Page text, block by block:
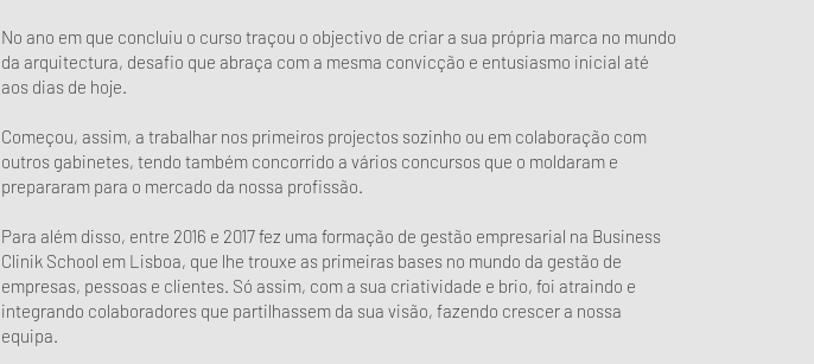
No ano em que concluiu o curso traçou o objectivo de criar a sua própria marca no mundo
da arquitectura, desafio que abraça com a mesma convicção e entusiasmo inicial até
aos dias de hoje.
Começou, assim, a trabalhar nos primeiros projectos sozinho ou em colaboração com
outros gabinetes, tendo também concorrido a vários concursos que o moldaram e
prepararam para o mercado da nossa profissão.
Para além disso, entre 2016 e 2017 fez uma formação de gestão empresarial na Business
Clinik School em Lisboa, que lhe trouxe as primeiras bases no mundo da gestão de
empresas, pessoas e clientes. Só assim, com a sua criatividade e brio, foi atraindo e
integrando colaboradores que partilhassem da sua visão, fazendo crescer a nossa
equipa.